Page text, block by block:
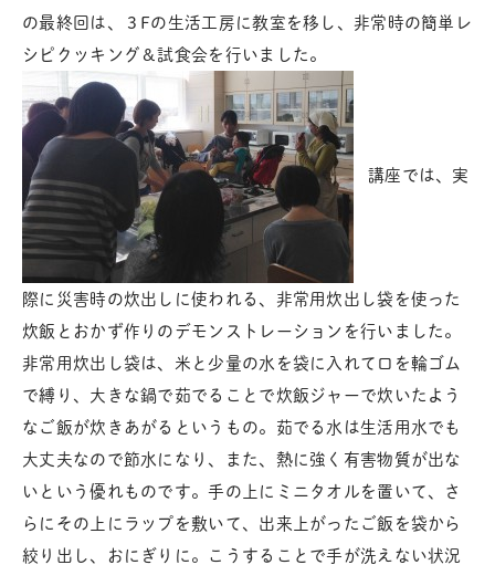
の最終回は、３Fの生活工房に教室を移し、非常時の簡単レ
シピクッキング＆試食会を行いました。
講座では、実
際に災害時の炊出しに使われる、非常用炊出し袋を使った
炊飯とおかず作りのデモンストレーションを行いました。
非常用炊出し袋は、米と少量の水を袋に入れて口を輪ゴム
で縛り、大きな鍋で茹でることで炊飯ジャーで炊いたよう
なご飯が炊きあがるというもの。茹でる水は生活用水でも
大丈夫なので節水になり、また、熱に強く有害物質が出な
いという優れものです。手の上にミニタオルを置いて、さ
らにその上にラップを敷いて、出来上がったご飯を袋から
絞り出し、おにぎりに。こうすることで手が洗えない状況